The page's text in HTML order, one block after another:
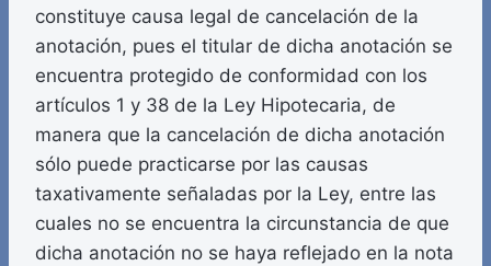
constituye causa legal de cancelación de la
anotación, pues el titular de dicha anotación se
encuentra protegido de conformidad con los
artículos 1 y 38 de la Ley Hipotecaria, de
manera que la cancelación de dicha anotación
sólo puede practicarse por las causas
taxativamente señaladas por la Ley, entre las
cuales no se encuentra la circunstancia de que
dicha anotación no se haya reflejado en la nota